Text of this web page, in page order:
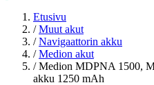
Etusivu
/ Muut akut
/ Navigaattorin akku
/ Medion akut
/ Medion MDPNA 1500,
akku 1250 mAh